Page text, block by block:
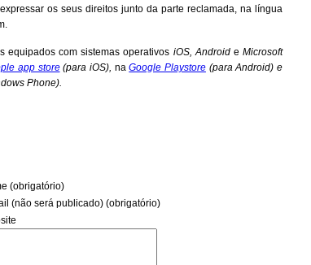
os seus direitos junto da parte reclamada, na língua
equipados com sistemas operativos iOS, Android e Microsoft
app store(para iOS), naGoogle Playstore(para Android) e
Phone).
(obrigatório)
(não será publicado) (obrigatório)